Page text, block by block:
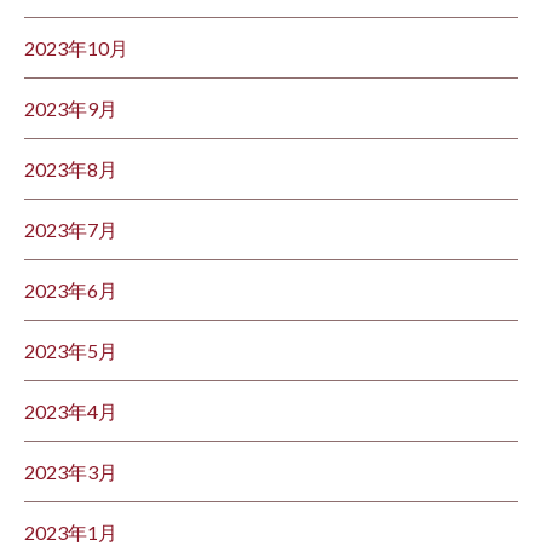
2023年10月
2023年9月
2023年8月
2023年7月
2023年6月
2023年5月
2023年4月
2023年3月
2023年1月